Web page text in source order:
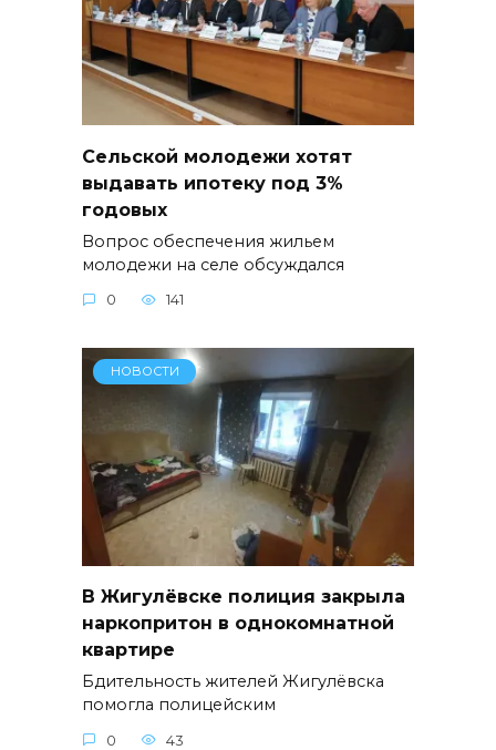
Сельской молодежи хотят
выдавать ипотеку под 3%
годовых
Вопрос обеспечения жильем
молодежи на селе обсуждался
0 141
НОВОСТИ
В Жигулёвске полиция закрыла
наркопритон в однокомнатной
квартире
Бдительность жителей Жигулёвска
помогла полицейским
0 43